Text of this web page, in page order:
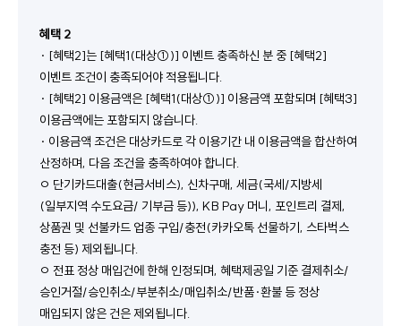
혜택 2
· [혜택2]는 [혜택1(대상①)] 이벤트 충족하신 분 중 [혜택2]
이벤트 조건이 충족되어야 적용됩니다.
· [혜택2] 이용금액은 [혜택1(대상①)] 이용금액 포함되며 [혜택3]
이용금액에는 포함되지 않습니다.
· 이용금액 조건은 대상카드로 각 이용기간 내 이용금액을 합산하여
산정하며, 다음 조건을 충족하여야 합니다.
ㅇ 단기카드대출(현금서비스), 신차구매, 세금(국세/지방세
(일부지역 수도요금/ 기부금 등)), KB Pay 머니, 포인트리 결제,
상품권 및 선불카드 업종 구입/충전(카카오톡 선물하기, 스타벅스
충전 등) 제외됩니다.
ㅇ 전표 정상 매입건에 한해 인정되며, 혜택제공일 기준 결제취소/
승인거절/승인취소/부분취소/매입취소/반품·환불 등 정상
매입되지 않은 건은 제외됩니다.